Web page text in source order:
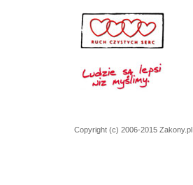
Copyright (c) 2006-2015 Zakony.pl